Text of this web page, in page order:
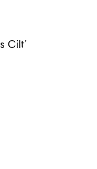
Ciltler için
bebek bezini
gevşek olacak